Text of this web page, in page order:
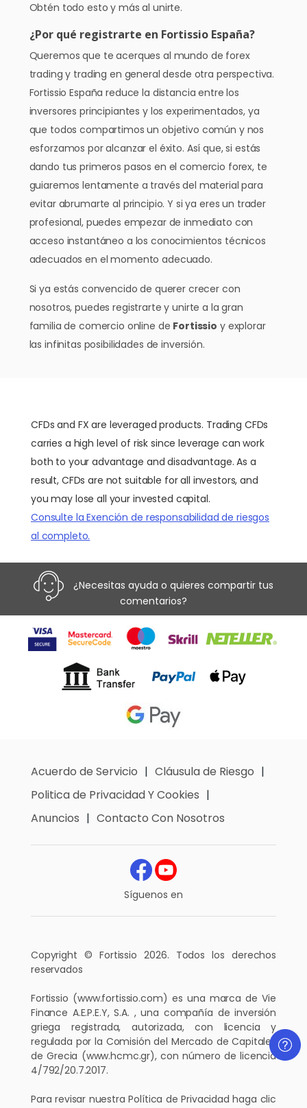
Obtén todo esto y más al unirte.
¿Por qué registrarte en Fortissio España?
Queremos que te acerques al mundo de forex
trading y trading en general desde otra perspectiva.
Fortissio España reduce la distancia entre los
inversores principiantes y los experimentados, ya
que todos compartimos un objetivo común y nos
esforzamos por alcanzar el éxito. Así que, si estás
dando tus primeros pasos en el comercio forex, te
guiaremos lentamente a través del material para
evitar abrumarte al principio. Y si ya eres un trader
profesional, puedes empezar de inmediato con
acceso instantáneo a los conocimientos técnicos
adecuados en el momento adecuado.
Si ya estás convencido de querer crecer con
nosotros, puedes registrarte y unirte a la gran
familia de comercio online de Fortissio y explorar
las infinitas posibilidades de inversión.
CFDs and FX are leveraged products. Trading CFDs
carries a high level of risk since leverage can work
both to your advantage and disadvantage. As a
result, CFDs are not suitable for all investors, and
you may lose all your invested capital.
Consulte la Exención de responsabilidad de riesgos
al completo.
¿Necesitas ayuda o quieres compartir tus
comentarios?
Acuerdo de Servicio
Cláusula de Riesgo
Politica de Privacidad Y Cookies
Anuncios
Contacto Con Nosotros
Síguenos en
Copyright © Fortissio 2026. Todos los derechos
reservados
Fortissio (www.fortissio.com) es una marca de Vie
Finance A.E.P.E.Y, S.A. , una compañía de inversión
griega registrada, autorizada, con licencia y
regulada por la Comisión del Mercado de Capitales
de Grecia (www.hcmc.gr), con número de licencia
4/792/20.7.2017.
Para revisar nuestra Política de Privacidad haga clic